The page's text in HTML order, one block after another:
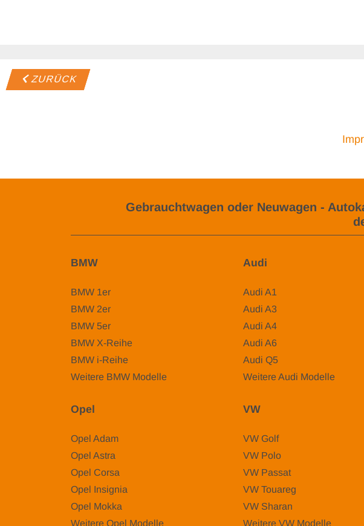
ZURÜCK
Gebrauchtwagen oder Neuwagen -
BMW
BMW 1er
BMW 2er
BMW 5er
BMW X-Reihe
BMW i-Reihe
Weitere BMW Modelle
Audi
Audi A1
Audi A3
Audi A4
Audi A6
Audi Q5
Weitere Audi Modelle
Opel
Opel Adam
Opel Astra
Opel Corsa
Opel Insignia
Opel Mokka
Weitere Opel Modelle
VW
VW Golf
VW Polo
VW Passat
VW Touareg
VW Sharan
Weitere VW Modelle